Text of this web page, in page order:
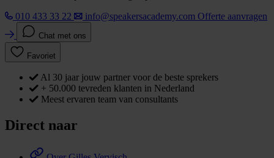
010 433 33 22
info@speakersacademy.com Offerte aanvragen
Chat met ons
Favoriet
Al 30 jaar jouw partner voor de beste sprekers
+ 50.000 tevreden klanten in Nederland
Meest ervaren team van consultants
Direct naar